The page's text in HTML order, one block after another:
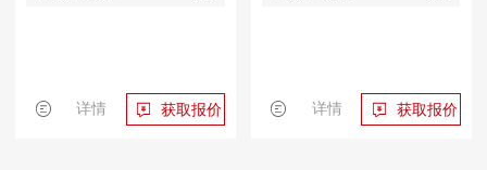
详情 获取报价 详情 获取报价